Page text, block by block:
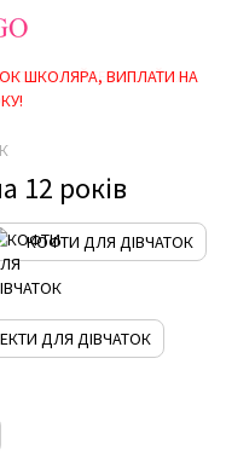
ШКОЛЯРА, ВИПЛАТИ НА
12 років
КОФТИ ДЛЯ ДІВЧАТОК
ДЛЯ ДІВЧАТОК